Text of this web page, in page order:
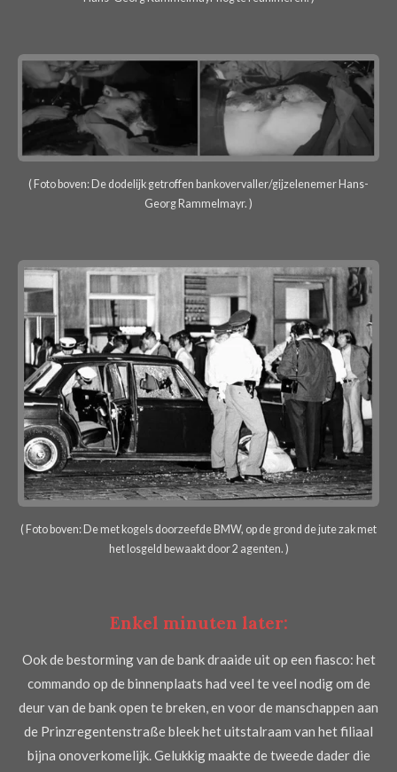
( Foto boven: De dodelijk getroffen bankovervaller/gijzelenemer Hans-
Georg Rammelmayr. )
( Foto boven: De met kogels doorzeefde BMW, op de grond de jute zak met
het losgeld bewaakt door 2 agenten. )
Enkel minuten later:
Ook de bestorming van de bank draaide uit op een fiasco: het
commando op de binnenplaats had veel te veel nodig om de
deur van de bank open te breken, en voor de manschappen aan
de Prinzregentenstraße bleek het uitstalraam van het filiaal
bijna onoverkomelijk. Gelukkig maakte de tweede dader die